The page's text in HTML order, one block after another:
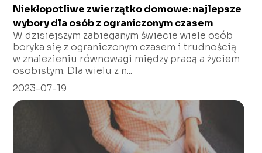
Niekłopotliwe zwierzątko domowe: najlepsze
wybory dla osób z ograniczonym czasem
W dzisiejszym zabieganym świecie wiele osób
boryka się z ograniczonym czasem i trudnością
w znalezieniu równowagi między pracą a życiem
osobistym. Dla wielu z n...
2023-07-19